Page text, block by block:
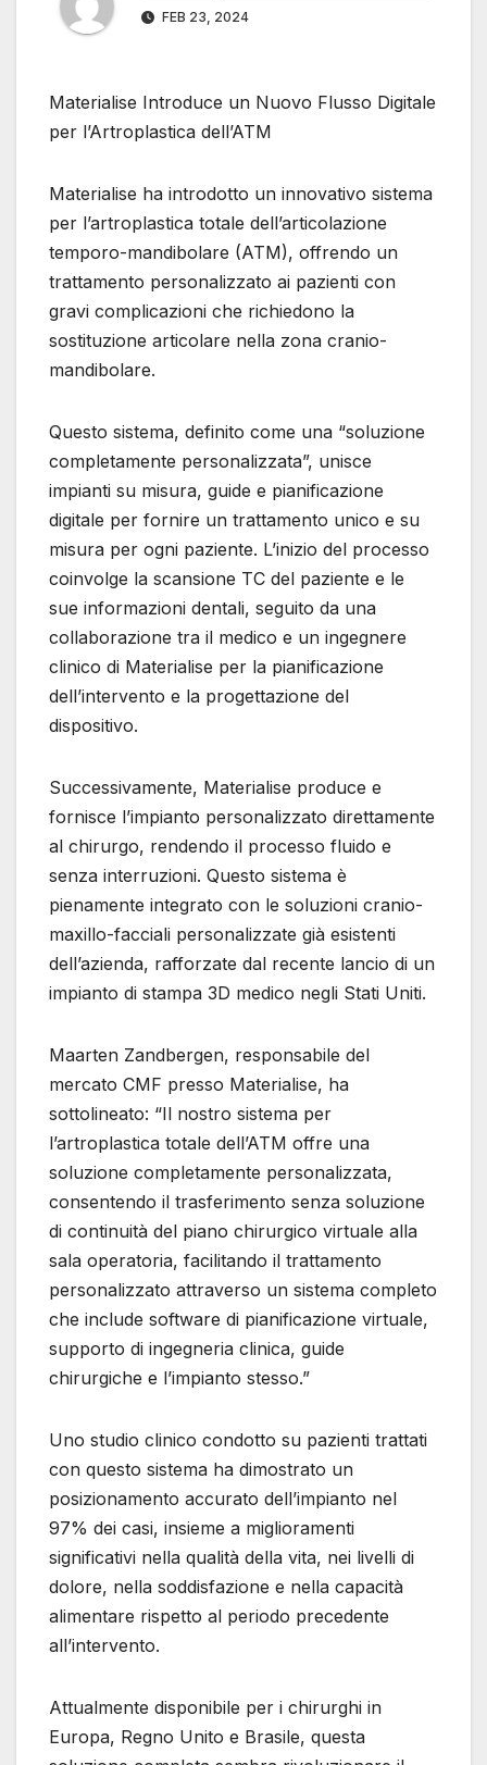
FEB 23, 2024
Materialise Introduce un Nuovo Flusso Digitale
per l’Artroplastica dell’ATM
Materialise ha introdotto un innovativo sistema
per l’artroplastica totale dell’articolazione
temporo-mandibolare (ATM), offrendo un
trattamento personalizzato ai pazienti con
gravi complicazioni che richiedono la
sostituzione articolare nella zona cranio-
mandibolare.
Questo sistema, definito come una “soluzione
completamente personalizzata”, unisce
impianti su misura, guide e pianificazione
digitale per fornire un trattamento unico e su
misura per ogni paziente. L’inizio del processo
coinvolge la scansione TC del paziente e le
sue informazioni dentali, seguito da una
collaborazione tra il medico e un ingegnere
clinico di Materialise per la pianificazione
dell’intervento e la progettazione del
dispositivo.
Successivamente, Materialise produce e
fornisce l’impianto personalizzato direttamente
al chirurgo, rendendo il processo fluido e
senza interruzioni. Questo sistema è
pienamente integrato con le soluzioni cranio-
maxillo-facciali personalizzate già esistenti
dell’azienda, rafforzate dal recente lancio di un
impianto di stampa 3D medico negli Stati Uniti.
Maarten Zandbergen, responsabile del
mercato CMF presso Materialise, ha
sottolineato: “Il nostro sistema per
l’artroplastica totale dell’ATM offre una
soluzione completamente personalizzata,
consentendo il trasferimento senza soluzione
di continuità del piano chirurgico virtuale alla
sala operatoria, facilitando il trattamento
personalizzato attraverso un sistema completo
che include software di pianificazione virtuale,
supporto di ingegneria clinica, guide
chirurgiche e l’impianto stesso.”
Uno studio clinico condotto su pazienti trattati
con questo sistema ha dimostrato un
posizionamento accurato dell’impianto nel
97% dei casi, insieme a miglioramenti
significativi nella qualità della vita, nei livelli di
dolore, nella soddisfazione e nella capacità
alimentare rispetto al periodo precedente
all’intervento.
Attualmente disponibile per i chirurghi in
Europa, Regno Unito e Brasile, questa